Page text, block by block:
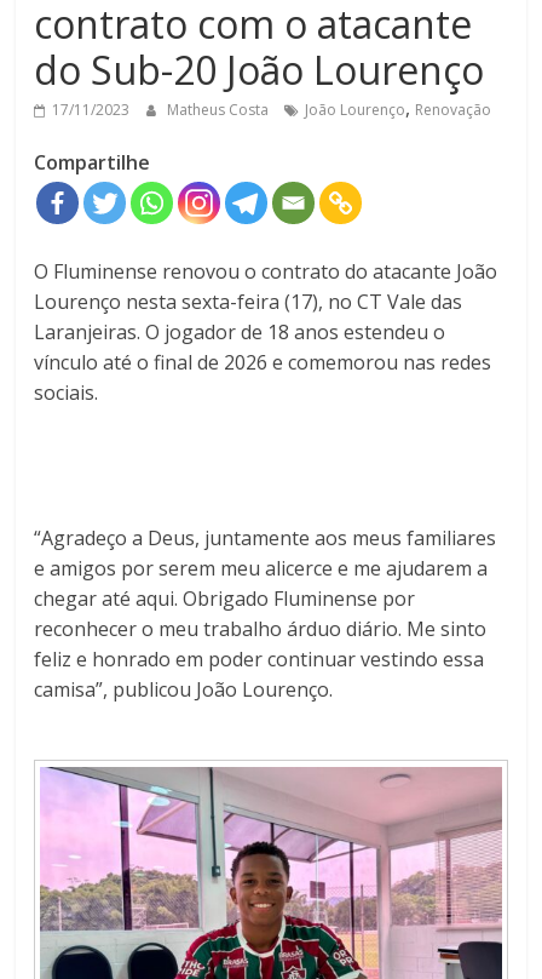
contrato com o atacante
do Sub-20 João Lourenço
17/11/2023 Matheus Costa João Lourenço, Renovação
Compartilhe
O Fluminense renovou o contrato do atacante João
Lourenço nesta sexta-feira (17), no CT Vale das
Laranjeiras. O jogador de 18 anos estendeu o
vínculo até o final de 2026 e comemorou nas redes
sociais.
“Agradeço a Deus, juntamente aos meus familiares
e amigos por serem meu alicerce e me ajudarem a
chegar até aqui. Obrigado Fluminense por
reconhecer o meu trabalho árduo diário. Me sinto
feliz e honrado em poder continuar vestindo essa
camisa”, publicou João Lourenço.